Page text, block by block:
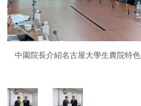
中園院長介紹名古屋大學生農院特色